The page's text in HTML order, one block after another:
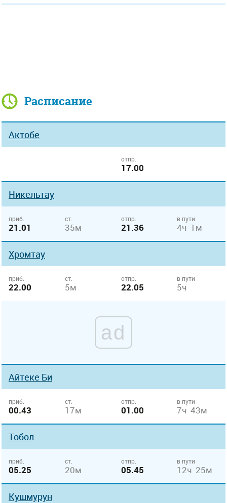
Расписание
Актобе
отпр.
17.00
Никельтау
приб.
21.01
ст.
35м
отпр.
21.36
в пути
4ч 1м
Хромтау
приб.
22.00
ст.
5м
отпр.
22.05
в пути
5ч
ad
Айтеке Би
приб.
00.43
ст.
17м
отпр.
01.00
в пути
7ч 43м
Тобол
приб.
05.25
ст.
20м
отпр.
05.45
в пути
12ч 25м
Кушмурун